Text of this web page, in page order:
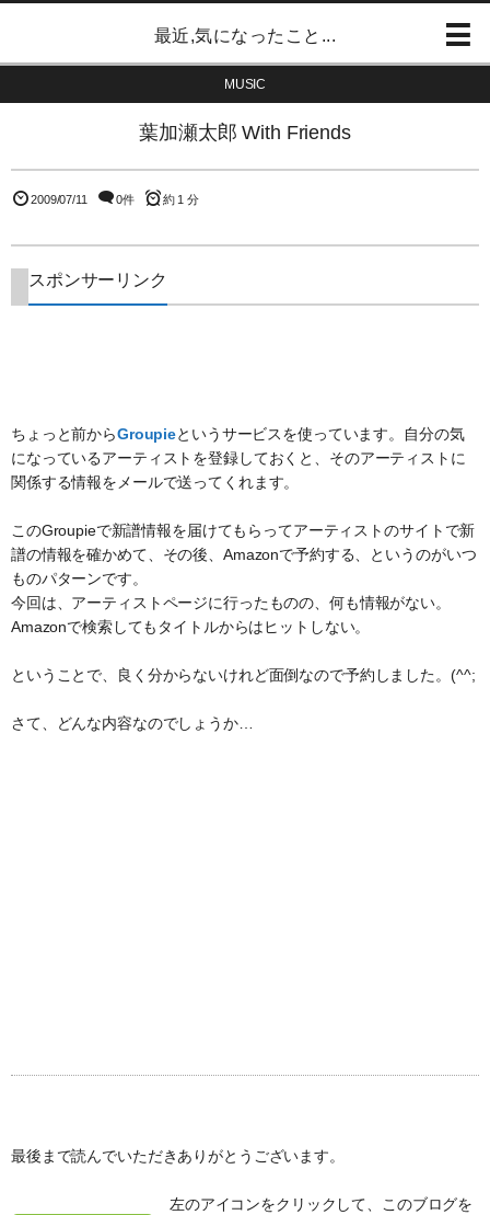
最近,気になったこと...
MUSIC
葉加瀬太郎 With Friends
2009/07/11 0件 約 1 分
スポンサーリンク
ちょっと前からGroupieというサービスを使っています。自分の気
になっているアーティストを登録しておくと、そのアーティストに
関係する情報をメールで送ってくれます。
このGroupieで新譜情報を届けてもらってアーティストのサイトで新
譜の情報を確かめて、その後、Amazonで予約する、というのがいつ
ものパターンです。
今回は、アーティストページに行ったものの、何も情報がない。
Amazonで検索してもタイトルからはヒットしない。
ということで、良く分からないけれど面倒なので予約しました。(^^;
さて、どんな内容なのでしょうか…
最後まで読んでいただきありがとうございます。
左のアイコンをクリックして、このブログを